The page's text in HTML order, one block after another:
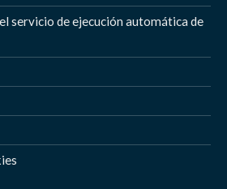
servicio de ejecución automática de